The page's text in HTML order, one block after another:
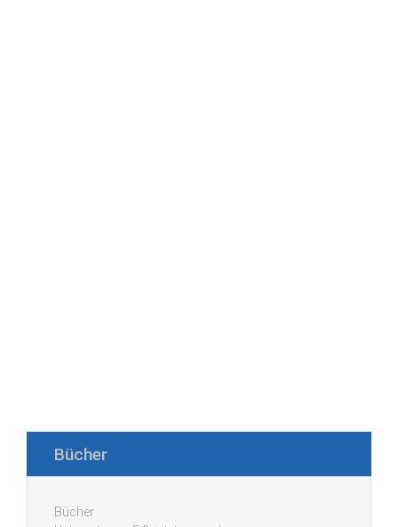
Bücher
Bücher